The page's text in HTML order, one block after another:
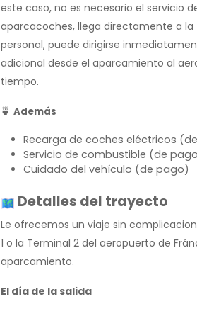
este caso, no es necesario el servicio
aparcacoches, llega directamente a la
personal, puede dirigirse
adicional desde el aparcamiento al
tiempo.
🍵 Además
Recarga de coches eléctricos
Servicio de combustible (de
Cuidado del vehículo (de pago)
Detalles del trayecto
Le ofrecemos un viaje sin
1 o la Terminal 2 del aeropuerto de
aparcamiento.
El día de la salida